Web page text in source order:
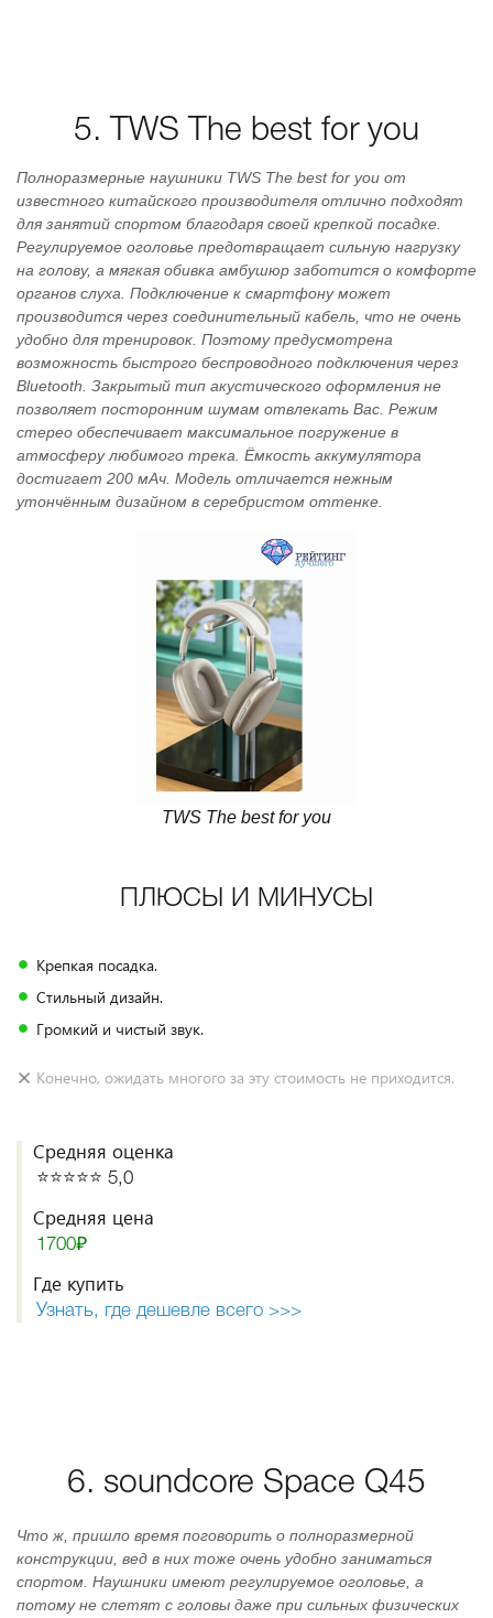
5. TWS The best for you
Полноразмерные наушники TWS The best for you от
известного китайского производителя отлично подходят
для занятий спортом благодаря своей крепкой посадке.
Регулируемое оголовье предотвращает сильную нагрузку
на голову, а мягкая обивка амбушюр заботится о комфорте
органов слуха. Подключение к смартфону может
производится через соединительный кабель, что не очень
удобно для тренировок. Поэтому предусмотрена
возможность быстрого беспроводного подключения через
Bluetooth. Закрытый тип акустического оформления не
позволяет посторонним шумам отвлекать Вас. Режим
стерео обеспечивает максимальное погружение в
атмосферу любимого трека. Ёмкость аккумулятора
достигает 200 мАч. Модель отличается нежным
утончённым дизайном в серебристом оттенке.
TWS The best for you
ПЛЮСЫ И МИНУСЫ
Крепкая посадка.
Стильный дизайн.
Громкий и чистый звук.
Конечно, ожидать многого за эту стоимость не приходится.
Средняя оценка
⭐️⭐️⭐️⭐️⭐️ 5,0
Средняя цена
1700₽
Где купить
Узнать, где дешевле всего >>>
6. soundcore Space Q45
Что ж, пришло время поговорить о полноразмерной
конструкции, вед в них тоже очень удобно заниматься
спортом. Наушники имеют регулируемое оголовье, а
потому не слетят с головы даже при сильных физических